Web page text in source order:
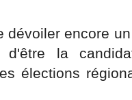
dévoiler encore
d'être la
élections